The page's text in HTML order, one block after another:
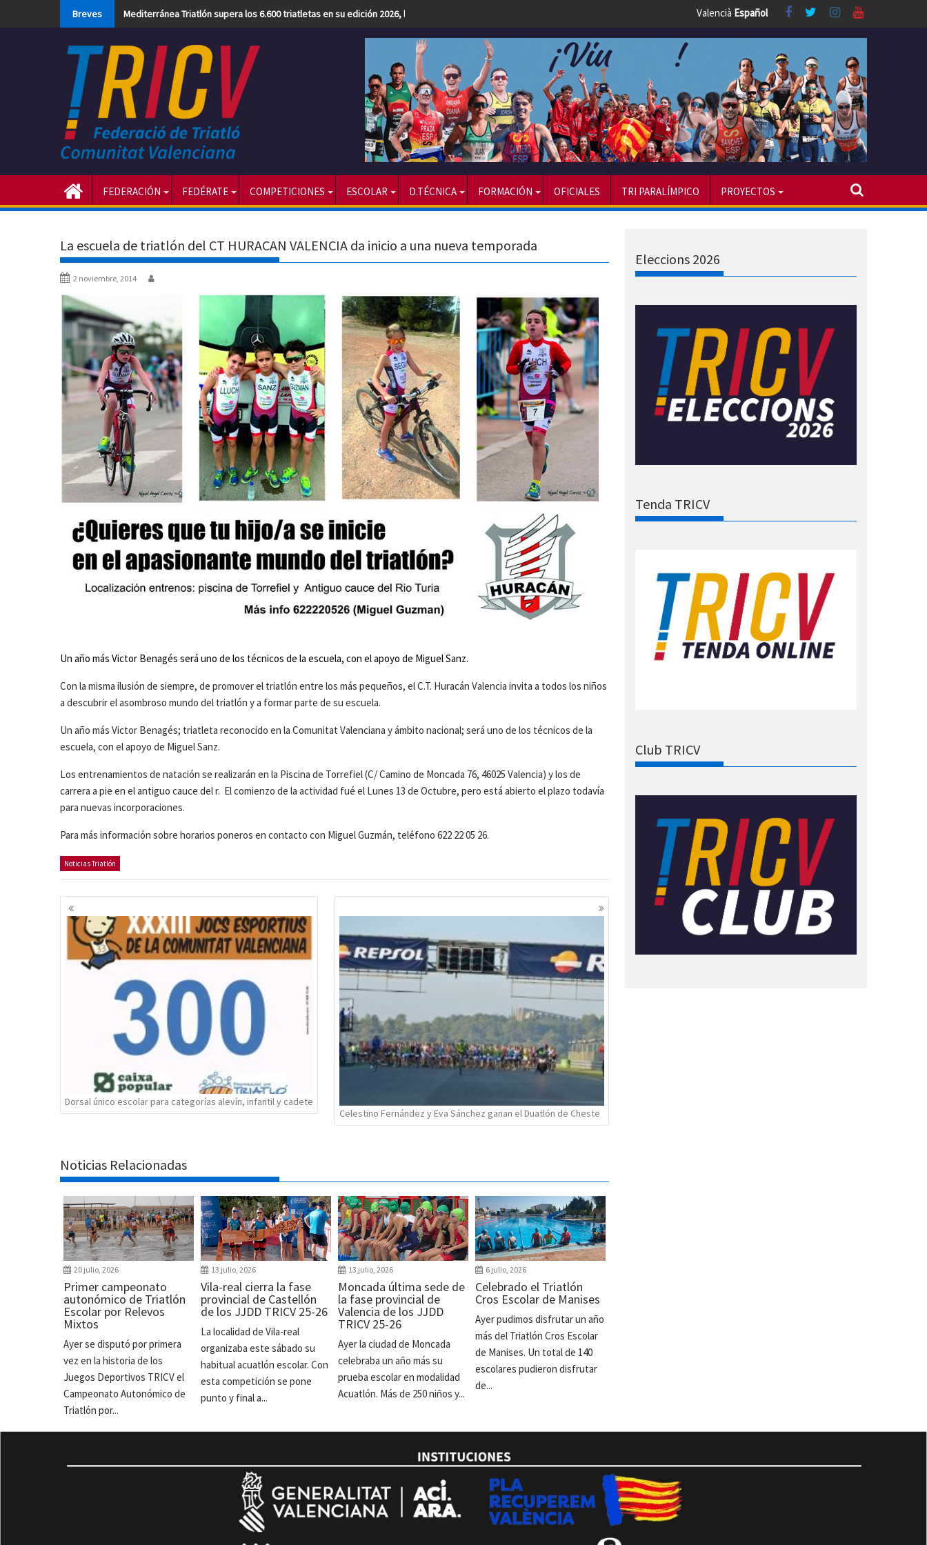
Breves Mediterránea Triatlón supera los 6.600 triatletas en su edición 2026, la más numerosa hasta la fecha Valencià Español
FEDERACIÓN FEDÉRATE COMPETICIONES ESCOLAR D.TÉCNICA FORMACIÓN OFICIALES TRI PARALÍMPICO PROYECTOS
La escuela de triatlón del CT HURACAN VALENCIA da inicio a una nueva temporada
2 noviembre, 2014
Un año más Victor Benagés será uno de los técnicos de la escuela, con el apoyo de Miguel Sanz.
Con la misma ilusión de siempre, de promover el triatlón entre los más pequeños, el C.T. Huracán Valencia invita a todos los niños
a descubrir el asombroso mundo del triatlón y a formar parte de su escuela.
Un año más Victor Benagés; triatleta reconocido en la Comunitat Valenciana y ámbito nacional; será uno de los técnicos de la
escuela, con el apoyo de Miguel Sanz.
Los entrenamientos de natación se realizarán en la Piscina de Torrefiel (C/ Camino de Moncada 76, 46025 Valencia) y los de
carrera a pie en el antiguo cauce del r. El comienzo de la actividad fué el Lunes 13 de Octubre, pero está abierto el plazo todavía
para nuevas incorporaciones.
Para más información sobre horarios poneros en contacto con Miguel Guzmán, teléfono 622 22 05 26.
Noticias Triatlón
Navegación
de
entradas
Dorsal único escolar para categorías alevín, infantil y cadete
Celestino Fernández y Eva Sánchez ganan el Duatlón de Cheste
Noticias Relacionadas
20 julio, 2026
Primer campeonato
autonómico de Triatlón
Escolar por Relevos
Mixtos
Ayer se disputó por primera
vez en la historia de los
Juegos Deportivos TRICV el
Campeonato Autonómico de
Triatlón por...
13 julio, 2026
Vila-real cierra la fase
provincial de Castellón
de los JJDD TRICV 25-26
La localidad de Vila-real
organizaba este sábado su
habitual acuatlón escolar. Con
esta competición se pone
punto y final a...
13 julio, 2026
Moncada última sede de
la fase provincial de
Valencia de los JJDD
TRICV 25-26
Ayer la ciudad de Moncada
celebraba un año más su
prueba escolar en modalidad
Acuatlón. Más de 250 niños y...
6 julio, 2026
Celebrado el Triatlón
Cros Escolar de Manises
Ayer pudimos disfrutar un año
más del Triatlón Cros Escolar
de Manises. Un total de 140
escolares pudieron disfrutar
de...
Eleccions 2026
Tenda TRICV
Club TRICV